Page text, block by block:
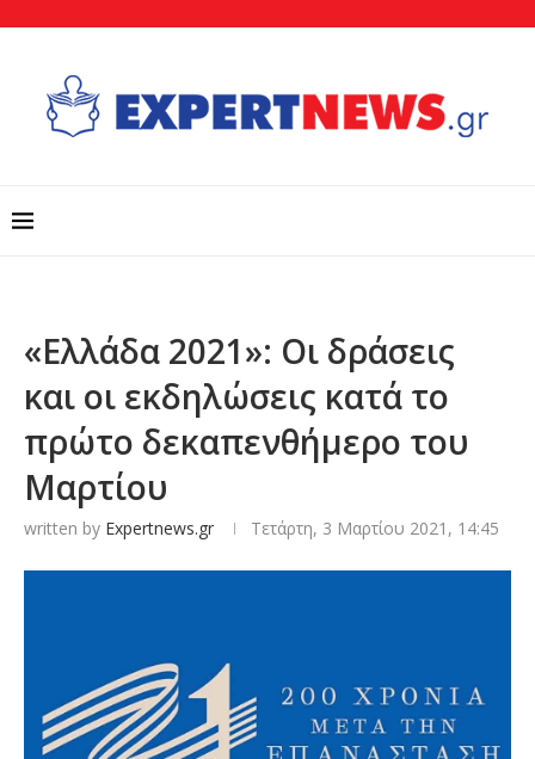
«Ελλάδα 2021»: Οι δράσεις
και οι εκδηλώσεις κατά το
πρώτο δεκαπενθήμερο του
Μαρτίου
written by Expertnews.gr Τετάρτη, 3 Μαρτίου 2021, 14:45